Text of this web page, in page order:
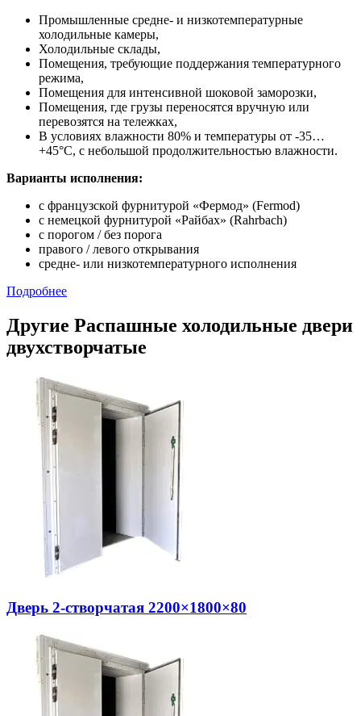
Промышленные средне- и низкотемпературные
холодильные камеры,
Холодильные склады,
Помещения, требующие поддержания температурного
режима,
Помещения для интенсивной шоковой заморозки,
Помещения, где грузы переносятся вручную или
перевозятся на тележках,
В условиях влажности 80% и температуры от -35…
+45°С, с небольшой продолжительностью влажности.
Варианты исполнения:
с французской фурнитурой «Фермод» (Fermod)
c немецкой фурнитурой «Райбах» (Rahrbach)
с порогом / без порога
правого / левого открывания
средне- или низкотемпературного исполнения
Подробнее
Другие Распашные холодильные двери
двухстворчатые
Дверь 2-створчатая 2200×1800×80